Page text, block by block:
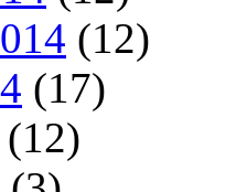
(12)
(17)
(12)